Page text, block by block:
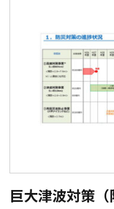
巨大津波対策